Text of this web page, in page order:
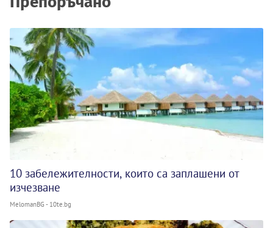
10 забележителности, които са заплашени от
изчезване
MelomanBG - 10te.bg